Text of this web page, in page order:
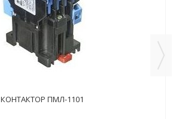
КОНТАКТОР ПМЛ-1101